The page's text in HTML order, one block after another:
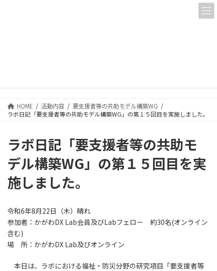
HOME 活動内容
要支援者等の共助モデル構築WG
ラボ日記「要支援者等の共助モデル構築WG」の第１５回目を実施しました。
ラボ日記「要支援者等の共助モ
デル構築WG」の第１５回目を実
施しました。
令和6年8月22日（木）晴れ
参加者：かがわDX Lab会員及びLabフェロー 約30名(オンライン
含む)
場 所：かがわDX Lab及びオンライン
本日は、ラボにおける福祉・防災分野の研究項目「要支援者等